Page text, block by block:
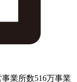
業所数516万事業